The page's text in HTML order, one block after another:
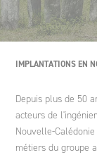
IMPLANTATIONS EN
Depuis plus de 50
acteurs de
Nouvelle-
métiers du groupe
Ginger DELEO
Polynésie
Espagne
Éthique et
Ingénierie des
politiques de
Formation
Agriculture et